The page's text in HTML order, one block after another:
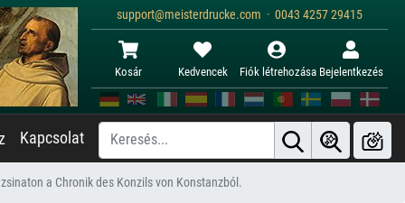
support@meisterdrucke.com · 0043 4257 29415
Kosár Kedvencek Fiók létrehozása Bejelentkezés
Kapcsolat
a Chronik des Konzils von Konstanzból.